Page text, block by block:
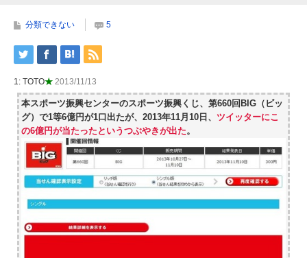
分類できない 5
1: TOTO★ 2013/11/13
本スポーツ振興センターのスポーツ振興くじ、第660回BIG（ビッ
グ）で1等6億円が1口出たが、2013年11月10日、 ツイッターにこ
の6億円が当たったというつぶやきが出た。